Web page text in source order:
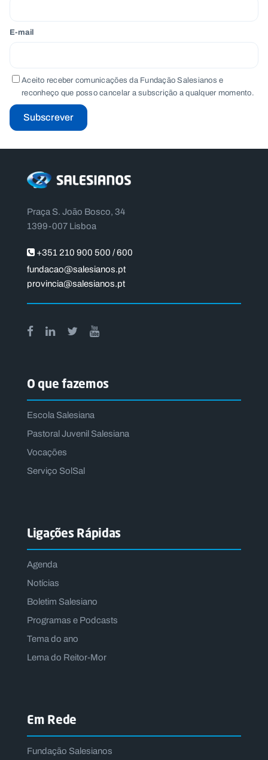
E-mail
Aceito receber comunicações da Fundação Salesianos e
reconheço que posso cancelar a subscrição a qualquer momento.
Subscrever
Praça S. João Bosco, 34
1399-007 Lisboa
+351 210 900 500 / 600
fundacao@salesianos.pt
provincia@salesianos.pt
O que fazemos
Escola Salesiana
Pastoral Juvenil Salesiana
Vocações
Serviço SolSal
Ligações Rápidas
Agenda
Notícias
Boletim Salesiano
Programas e Podcasts
Tema do ano
Lema do Reitor-Mor
Em Rede
Fundação Salesianos